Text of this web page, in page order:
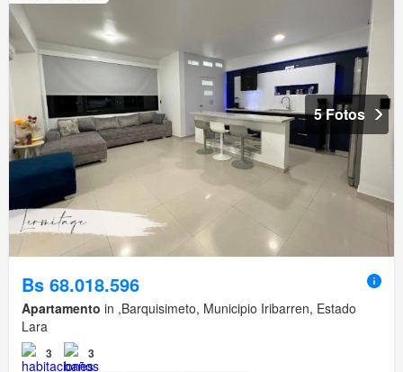
5 Fotos
Bs 68.018.596
Apartamento in ,Barquisimeto, Municipio Iribarren, Estado
Lara
3 3